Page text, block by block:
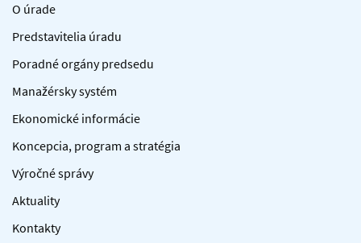
O úrade
Predstavitelia úradu
Poradné orgány predsedu
Manažérsky systém
Ekonomické informácie
Koncepcia, program a stratégia
Výročné správy
Aktuality
Kontakty